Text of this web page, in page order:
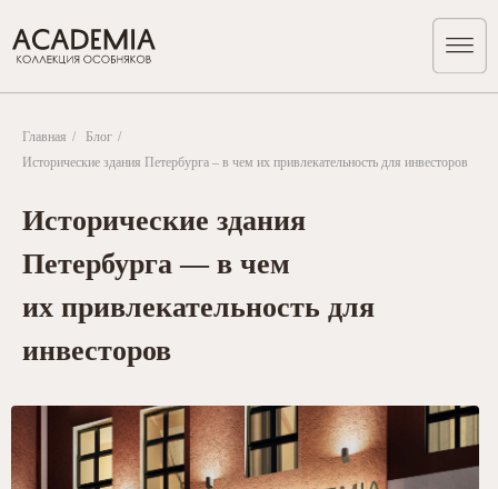
Главная / Блог /
Исторические здания Петербурга – в чем их привлекательность для инвесторов
Исторические здания
Петербурга — в чем
их привлекательность для
инвесторов